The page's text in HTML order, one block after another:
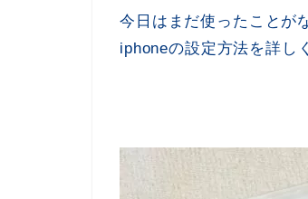
今日はまだ使ったことが
iphoneの設定方法を詳し